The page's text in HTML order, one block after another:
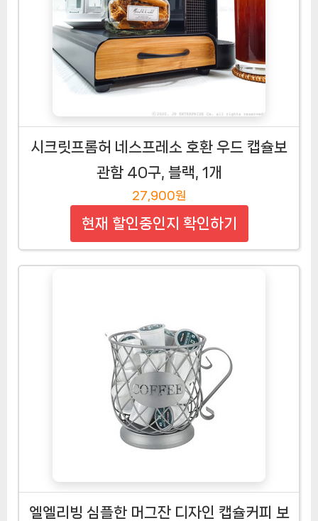
시크릿프롬허 네스프레소 호환 우드 캡슐보
관함 40구, 블랙, 1개
27,900원
현재 할인중인지 확인하기
엘엘리빙 심플한 머그잔 디자인 캡슐커피 보